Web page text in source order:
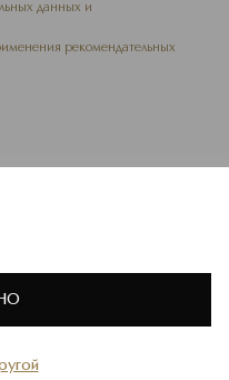
данных и
рекомендательных